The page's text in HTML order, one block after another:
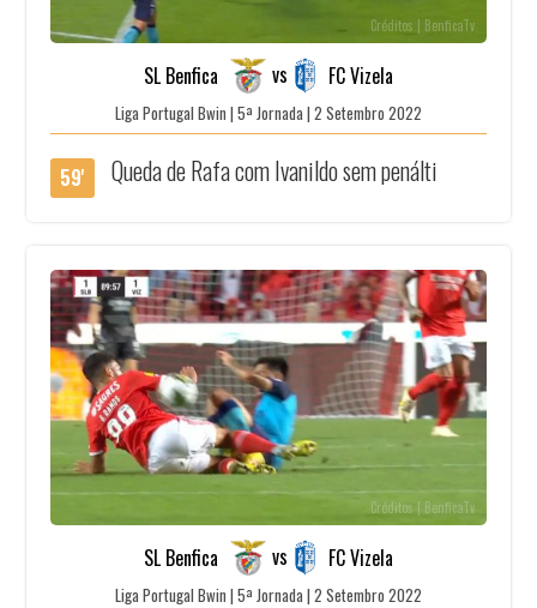
Créditos | BenficaTv
SL Benfica vs FC Vizela
Liga Portugal Bwin | 5ª Jornada | 2 Setembro 2022
59' Queda de Rafa com Ivanildo sem penálti
Créditos | BenficaTv
SL Benfica vs FC Vizela
Liga Portugal Bwin | 5ª Jornada | 2 Setembro 2022